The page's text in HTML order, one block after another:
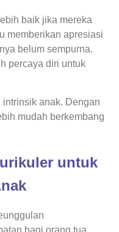
baik jika mereka
memberikan apresiasi
belum sempurna.
percaya diri untuk
anak. Dengan
mudah berkembang
untuk
bagi orang tua